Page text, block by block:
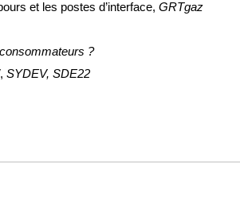
et les postes d’interface,GRTgaz
?
SYDEV, SDE22